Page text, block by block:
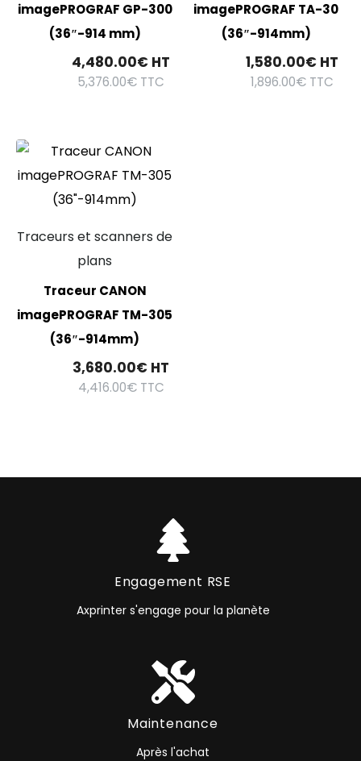
imagePROGRAF GP-300
(36″-914 mm)
4,480.00€ HT
5,376.00€ TTC
imagePROGRAF TA-30
(36″-914mm)
1,580.00€ HT
1,896.00€TTC
Traceurs et scanners de
plans
Traceur CANON
imagePROGRAF TM-305
(36″-914mm)
3,680.00€ HT
4,416.00€TTC
Engagement RSE
Axprinter s'engage pour la planète
Maintenance
Après l'achat